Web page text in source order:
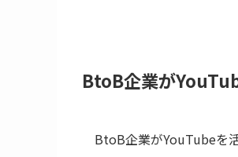
BtoB企業が
BtoB企業がYouTubeを